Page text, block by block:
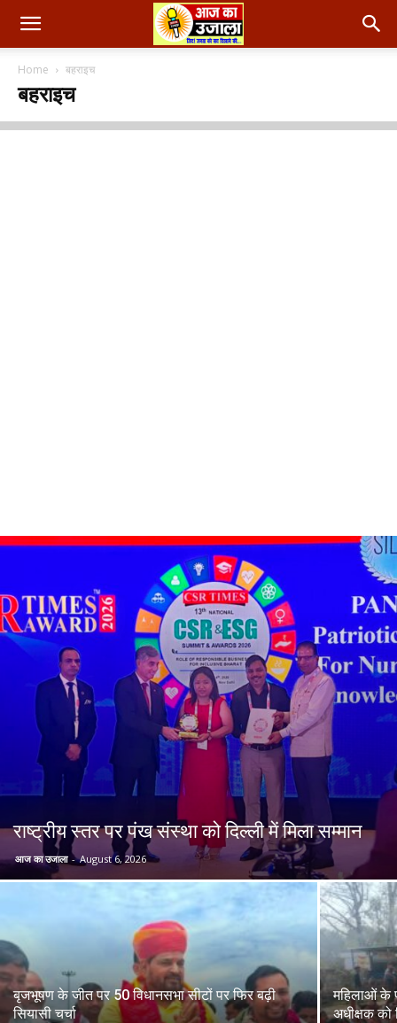
Home बहराइच
बहराइच
राष्ट्रीय स्तर पर पंख संस्था को दिल्ली में मिला सम्मान
आज का उजाला - August 6, 2026
बृजभूषण के जीत पर 50 विधानसभा सीटों पर फिर बढ़ी
सियासी चर्चा
महिलाओं के
अधीक्षक को